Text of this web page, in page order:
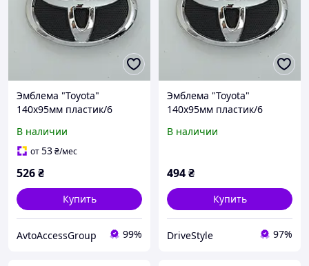
Эмблема "Toyota"
140х95мм пластик/6
перед) (Турция)
В наличии
от53₴/мес
526₴
Купить
AvtoAccessGroup 99%
Эмблема "Toyota"
140х95мм пластик/6
перед) (Турция)
В наличии
494₴
Купить
DriveStyle 97%